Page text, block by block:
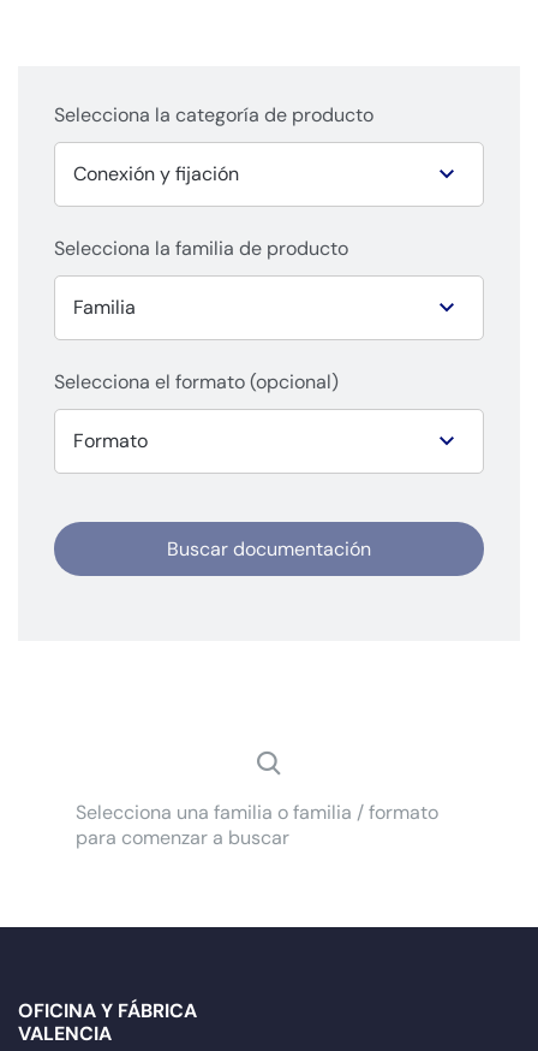
Selecciona la categoría de producto
Selecciona la familia de producto
Selecciona el formato (opcional)
Buscar documentación
Selecciona una familia o familia / formato
para comenzar a buscar
OFICINA Y FÁBRICA
VALENCIA